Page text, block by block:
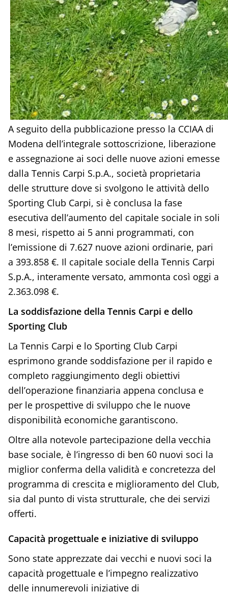
A seguito della pubblicazione presso la CCIAA di
Modena dell’integrale sottoscrizione, liberazione
e assegnazione ai soci delle nuove azioni emesse
dalla Tennis Carpi S.p.A., società proprietaria
delle strutture dove si svolgono le attività dello
Sporting Club Carpi, si è conclusa la fase
esecutiva dell’aumento del capitale sociale in soli
8 mesi, rispetto ai 5 anni programmati, con
l’emissione di 7.627 nuove azioni ordinarie, pari
a 393.858 €. Il capitale sociale della Tennis Carpi
S.p.A., interamente versato, ammonta così oggi a
2.363.098 €.
La soddisfazione della Tennis Carpi e dello
Sporting Club
La Tennis Carpi e lo Sporting Club Carpi
esprimono grande soddisfazione per il rapido e
completo raggiungimento degli obiettivi
dell’operazione finanziaria appena conclusa e
per le prospettive di sviluppo che le nuove
disponibilità economiche garantiscono.
Oltre alla notevole partecipazione della vecchia
base sociale, è l’ingresso di ben 60 nuovi soci la
miglior conferma della validità e concretezza del
programma di crescita e miglioramento del Club,
sia dal punto di vista strutturale, che dei servizi
offerti.
Capacità progettuale e iniziative di sviluppo
Sono state apprezzate dai vecchi e nuovi soci la
capacità progettuale e l’impegno realizzativo
delle innumerevoli iniziative di